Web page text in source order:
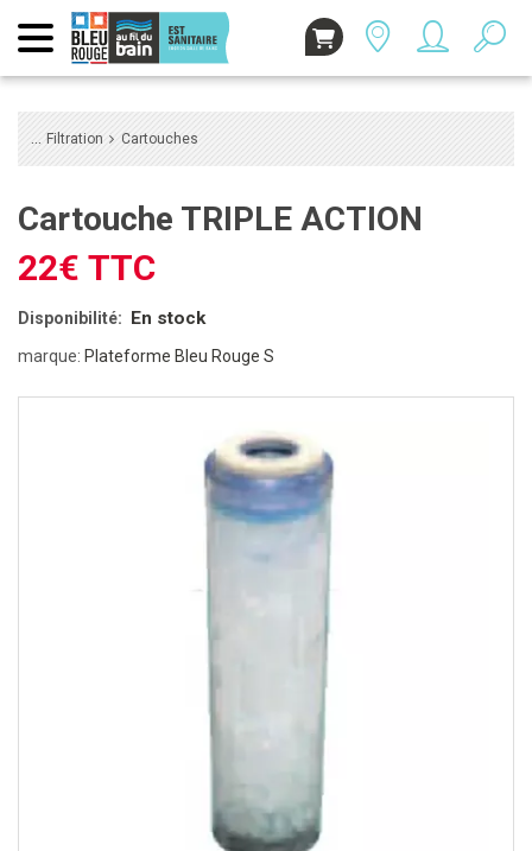
Filtration Cartouches
Cartouche TRIPLE ACTION
22€ TTC
Disponibilité: En stock
marque: Plateforme Bleu Rouge S